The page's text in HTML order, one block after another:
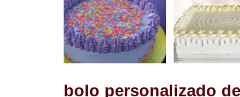
bolo personalizado